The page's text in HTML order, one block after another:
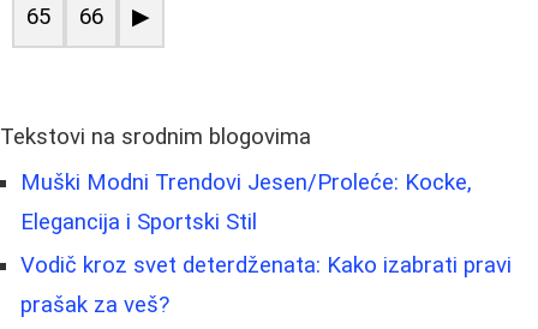
65 66 ▶
Tekstovi na srodnim blogovima
Muški Modni Trendovi Jesen/Proleće: Kocke,
Elegancija i Sportski Stil
Vodič kroz svet deterdženata: Kako izabrati pravi
prašak za veš?